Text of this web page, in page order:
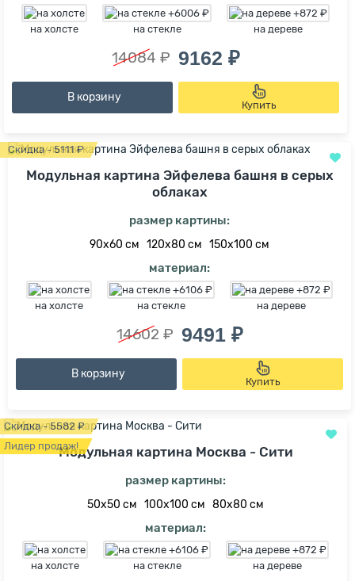
на холсте на стекле на дереве
14084 ₽ 9162 ₽
В корзину
Купить
Скидка - 5111 ₽
Модульная картина Эйфелева башня в серых
облаках
размер картины:
90х60 см 120х80 см 150х100 см
материал:
на холсте на стекле на дереве
14602 ₽ 9491 ₽
В корзину
Купить
Скидка - 5582 ₽
Лидер продаж!Модульная картина Москва - Сити
размер картины:
50х50 см 100х100 см 80х80 см
материал:
на холсте на стекле на дереве